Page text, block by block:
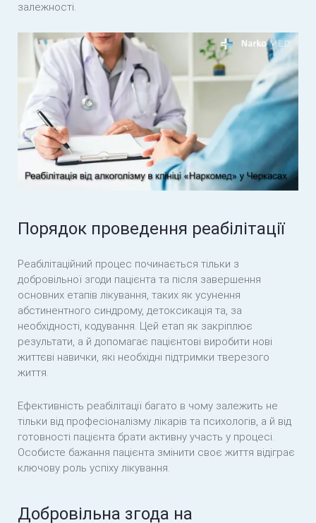
Причини алкоголізму
Лікування алкоголізму вдома
Лікування алкоголізму в стаціонарі
залежності.
Порядок проведення реабілітації
Реабілітаційний процес починається тільки з
добровільної згоди пацієнта та після завершення
основних етапів лікування, таких як усунення
абстинентного синдрому, детоксикація та, за
необхідності, кодування. Цей етап як закріплює
результати, а й допомагає пацієнтові виробити нові
життєві навички, які необхідні підтримки тверезого
життя.
Ефективність реабілітації багато в чому залежить не
тільки від професіоналізму лікарів та психологів, а й від
готовності пацієнта брати активну участь у процесі.
Особисте бажання пацієнта змінити своє життя відіграє
ключову роль успіху лікування.
Добровільна згода на